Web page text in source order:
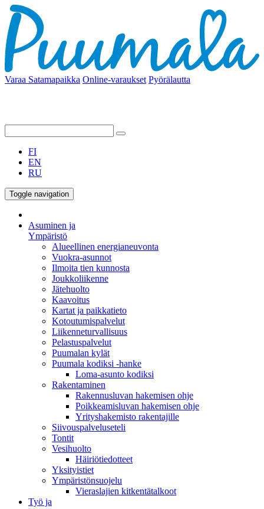
Varaa Satamapaikka Online-varaukset Pyörälautta
FI
EN
RU
Toggle navigation
Asuminen ja
Ympäristö
Alueellinen energianeuvonta
Vuokra-asunnot
Ilmoita tien kunnosta
Joukkoliikenne
Jätehuolto
Kaavoitus
Kartat ja paikkatieto
Kotoutumispalvelut
Liikenneturvallisuus
Pelastuspalvelut
Puumalan kylät
Puumala kodiksi -hanke
Loma-asunto kodiksi
Rakentaminen
Rakennusluvan hakemisen ohje
Poikkeamisluvan hakemisen ohje
Yrityshakemisto rakentajille
Siivouspalveluseteli
Tontit
Vesihuolto
Häiriötiedotteet
Yksityistiet
Ympäristönsuojelu
Vieraslajien kitkentätalkoot
Työ ja